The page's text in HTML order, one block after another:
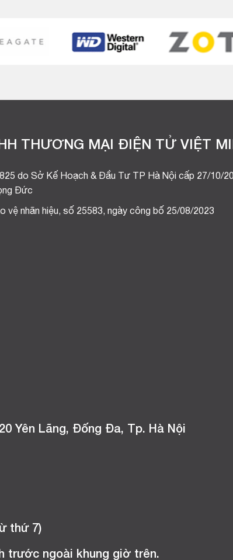
THƯƠNG MẠI ĐIỆN TỬ VIỆT
do Sở Kế Hoạch & Đầu Tư TP Hà Nội cấp 27/10/
Đức
vệ nhãn hiệu, số 25583, ngày công bố 25/08/2023
Yên Lãng, Đống Đa, Tp. Hà Nội
thứ 7)
trước ngoài khung giờ trên.